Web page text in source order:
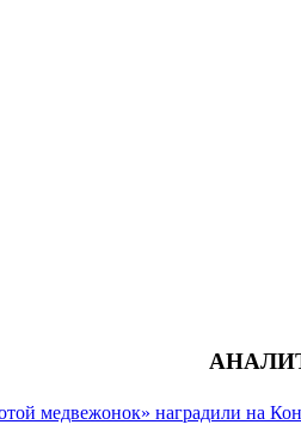
медвежонок» наградили на